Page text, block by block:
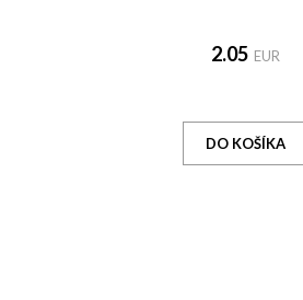
2.05 EUR